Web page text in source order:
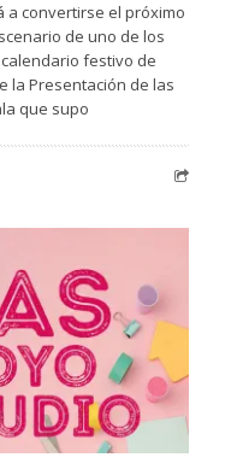
a convertirse el próximo
de uno de los
festivo de
la Presentación de las
que supo